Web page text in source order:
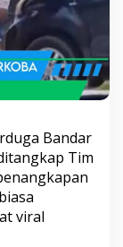
Bandar
Tim
viral